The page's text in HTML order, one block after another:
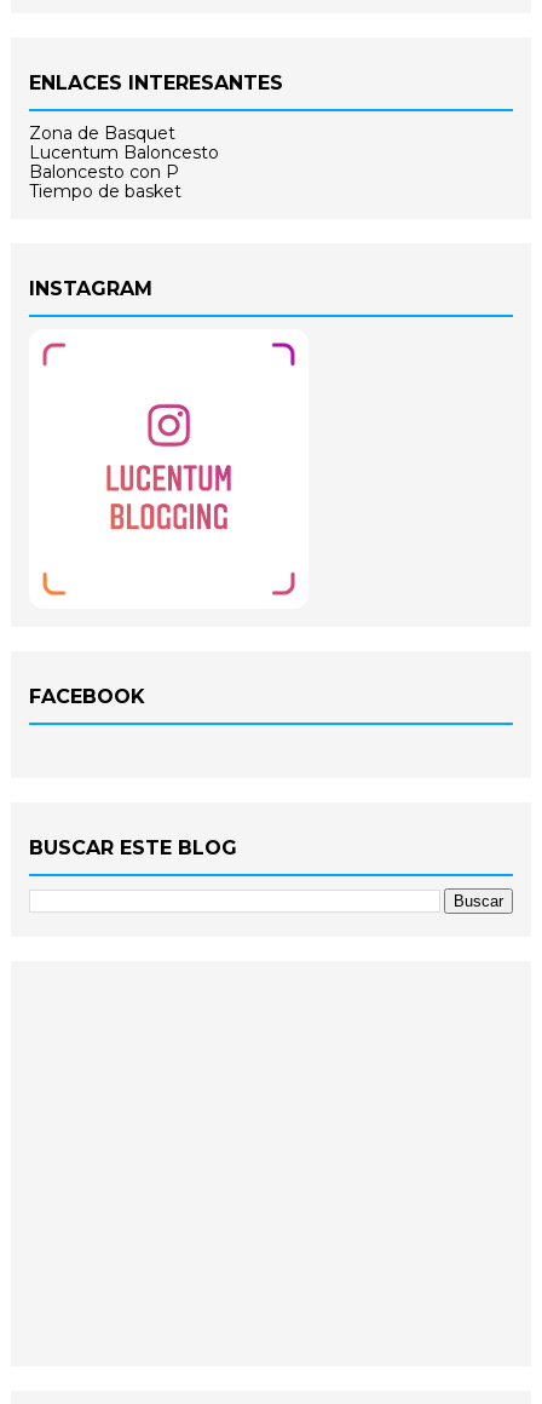
ENLACES INTERESANTES
Zona de Basquet
Lucentum Baloncesto
Baloncesto con P
Tiempo de basket
INSTAGRAM
FACEBOOK
BUSCAR ESTE BLOG